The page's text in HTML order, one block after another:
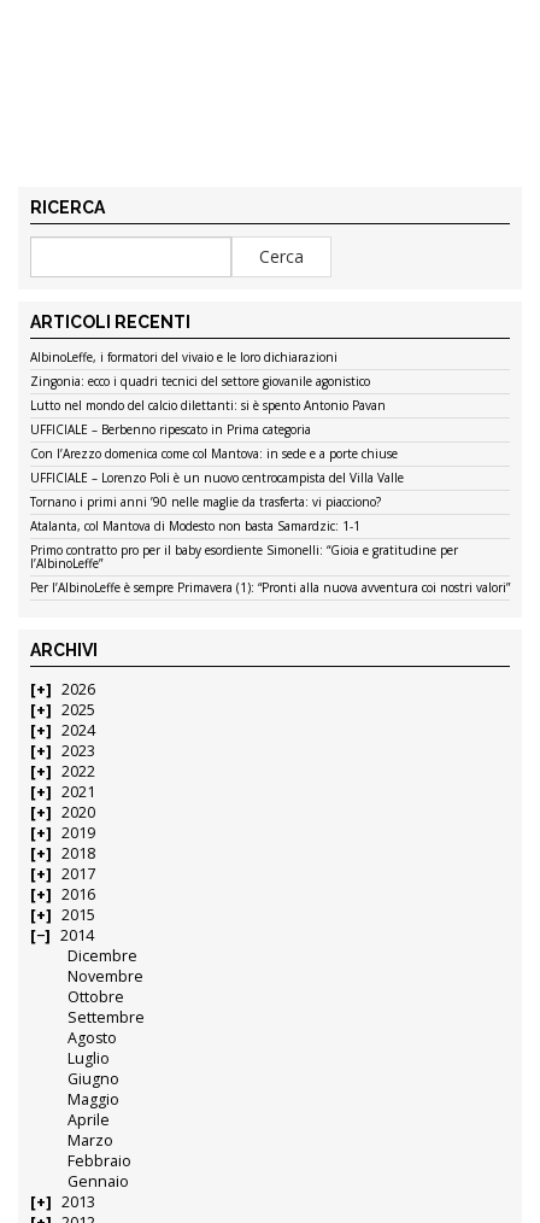
RICERCA
ARTICOLI RECENTI
AlbinoLeffe, i formatori del vivaio e le loro dichiarazioni
Zingonia: ecco i quadri tecnici del settore giovanile agonistico
Lutto nel mondo del calcio dilettanti: si è spento Antonio Pavan
UFFICIALE – Berbenno ripescato in Prima categoria
Con l’Arezzo domenica come col Mantova: in sede e a porte chiuse
UFFICIALE – Lorenzo Poli è un nuovo centrocampista del Villa Valle
Tornano i primi anni ’90 nelle maglie da trasferta: vi piacciono?
Atalanta, col Mantova di Modesto non basta Samardzic: 1-1
Primo contratto pro per il baby esordiente Simonelli: “Gioia e gratitudine per
l’AlbinoLeffe”
Per l’AlbinoLeffe è sempre Primavera (1): “Pronti alla nuova avventura coi nostri valori”
ARCHIVI
2026
2025
2024
2023
2022
2021
2020
2019
2018
2017
2016
2015
2014
Dicembre
Novembre
Ottobre
Settembre
Agosto
Luglio
Giugno
Maggio
Aprile
Marzo
Febbraio
Gennaio
2013